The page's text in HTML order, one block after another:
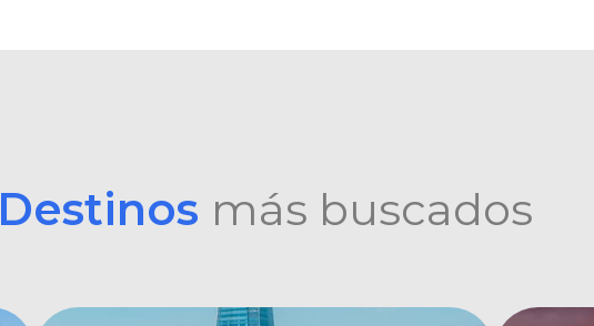
Destinos más buscados